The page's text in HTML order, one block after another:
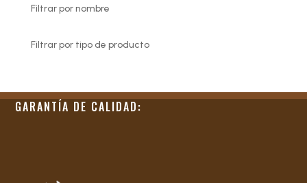
Filtrar por nombre
Filtrar por tipo de producto
GARANTÍA DE CALIDAD: